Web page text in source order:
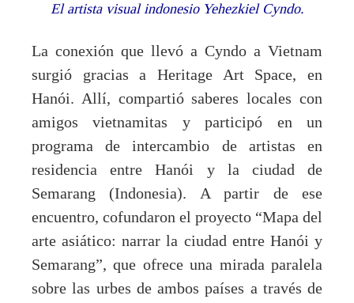
El artista visual indonesio Yehezkiel Cyndo.
La conexión que llevó a Cyndo a Vietnam
surgió gracias a Heritage Art Space, en
Hanói. Allí, compartió saberes locales con
amigos vietnamitas y participó en un
programa de intercambio de artistas en
residencia entre Hanói y la ciudad de
Semarang (Indonesia). A partir de ese
encuentro, cofundaron el proyecto “Mapa del
arte asiático: narrar la ciudad entre Hanói y
Semarang”, que ofrece una mirada paralela
sobre las urbes de ambos países a través de